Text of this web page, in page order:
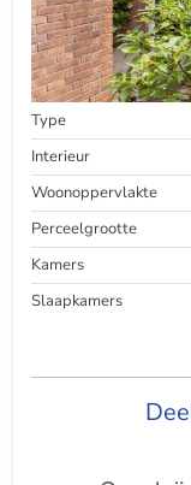
Type
Interieur
Woonoppervlakte
Perceelgrootte
Kamers
Slaapkamers